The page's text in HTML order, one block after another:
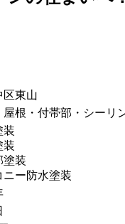
区東山
屋根・付帯部・シーリ
装
装
塗装
ニー防水塗装